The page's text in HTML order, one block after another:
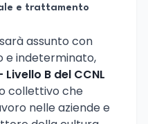
e trattamento
assunto con
indeterminato,
Livello B del CCNL
collettivo che
nelle aziende e